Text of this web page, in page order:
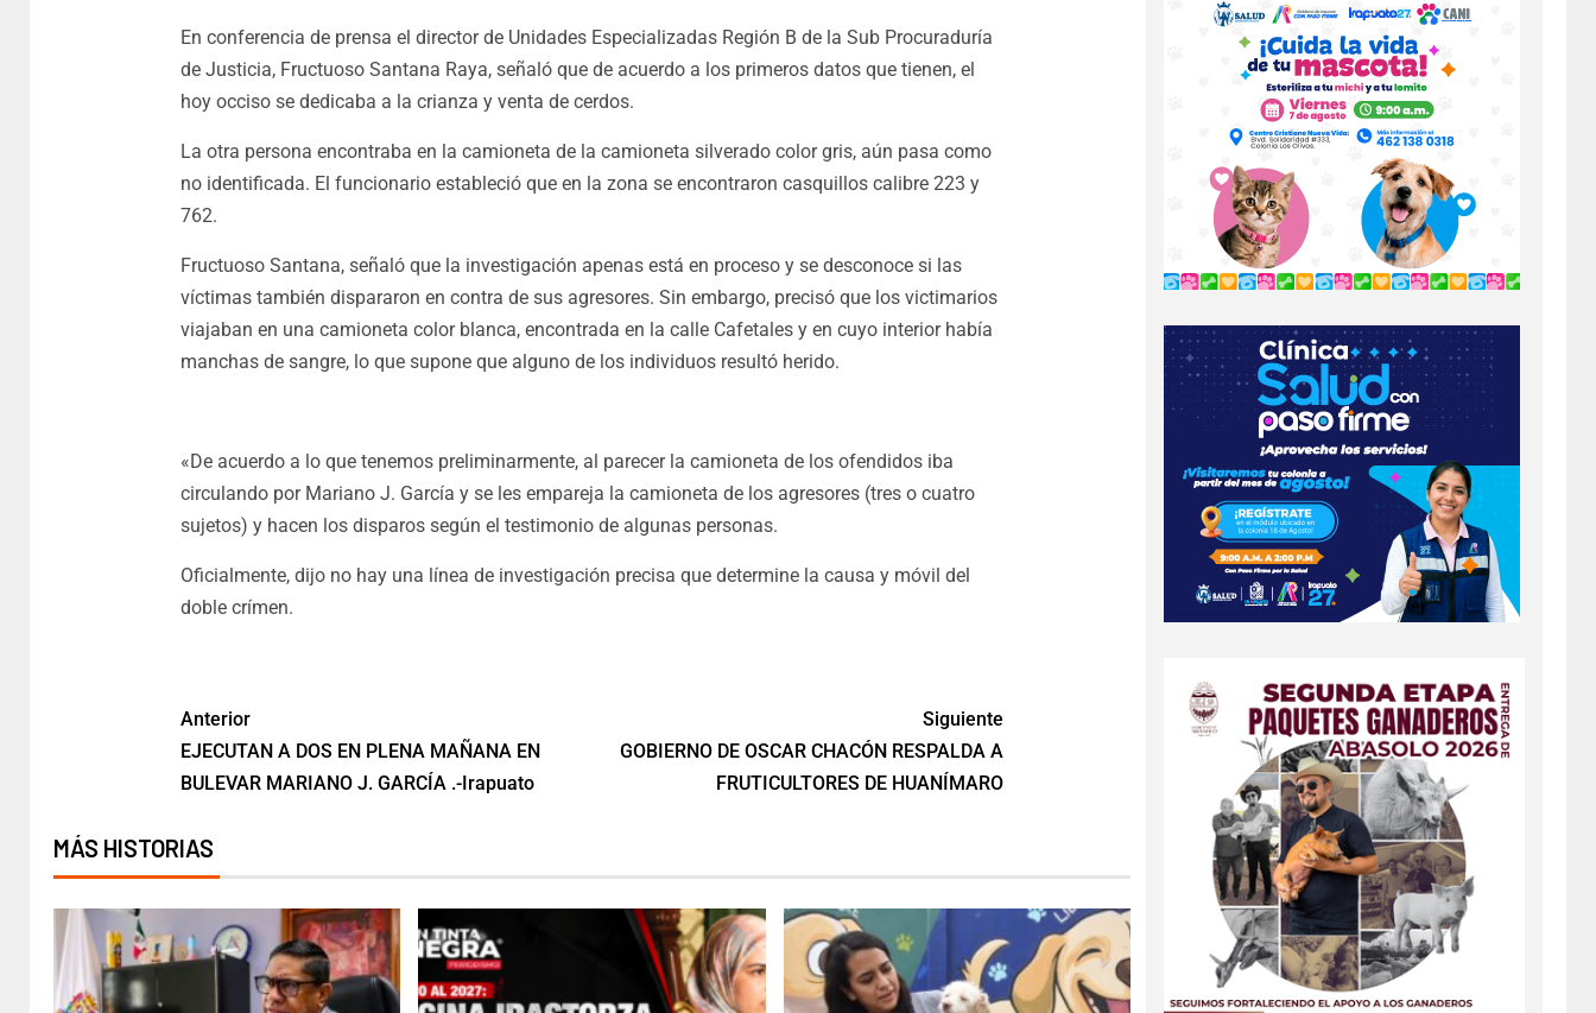
En conferencia de prensa el director de Unidades Especializadas Región B de la Sub Procuraduría
de Justicia, Fructuoso Santana Raya, señaló que de acuerdo a los primeros datos que tienen, el
hoy occiso se dedicaba a la crianza y venta de cerdos.
La otra persona encontraba en la camioneta de la camioneta silverado color gris, aún pasa como
no identificada. El funcionario estableció que en la zona se encontraron casquillos calibre 223 y
762.
Fructuoso Santana, señaló que la investigación apenas está en proceso y se desconoce si las
víctimas también dispararon en contra de sus agresores. Sin embargo, precisó que los victimarios
viajaban en una camioneta color blanca, encontrada en la calle Cafetales y en cuyo interior había
manchas de sangre, lo que supone que alguno de los individuos resultó herido.
«De acuerdo a lo que tenemos preliminarmente, al parecer la camioneta de los ofendidos iba
circulando por Mariano J. García y se les empareja la camioneta de los agresores (tres o cuatro
sujetos) y hacen los disparos según el testimonio de algunas personas.
Oficialmente, dijo no hay una línea de investigación precisa que determine la causa y móvil del
doble crímen.
Anterior
EJECUTAN A DOS EN PLENA MAÑANA EN
BULEVAR MARIANO J. GARCÍA .-Irapuato
Siguiente
GOBIERNO DE OSCAR CHACÓN RESPALDA A
FRUTICULTORES DE HUANÍMARO
MÁS HISTORIAS